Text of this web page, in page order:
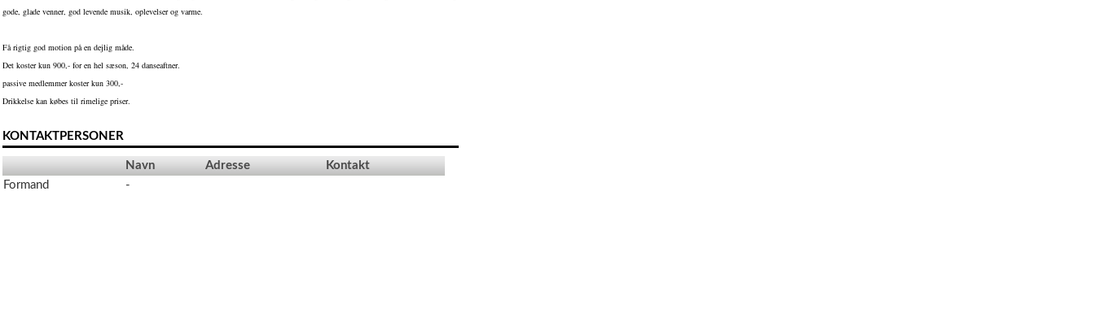
gode, glade venner, god levende musik, oplevelser og varme.
Få rigtig god motion på en dejlig måde.
Det koster kun 900,- for en hel sæson, 24 danseaftner.
passive medlemmer koster kun 300,-
Drikkelse kan købes til rimelige priser.
KONTAKTPERSONER
Navn Adresse
Kontakt
Formand
-